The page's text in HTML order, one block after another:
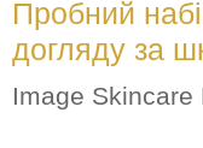
Пробний
догляду за
Image Skincare